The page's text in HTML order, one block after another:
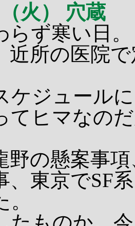
火） 穴蔵
ず寒い日。
近所の医院
ケジュール
てヒマなの
の懸案事項
、東京でSF